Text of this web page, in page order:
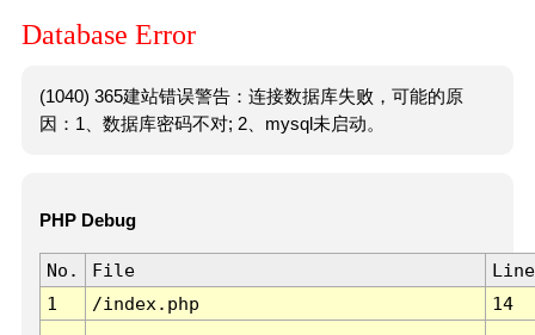
Database Error
(1040) 365建站错误警告：连接数据库失败，可能的原
因：1、数据库密码不对; 2、mysql未启动。
PHP Debug
No. File
Line
1
/index.php 14